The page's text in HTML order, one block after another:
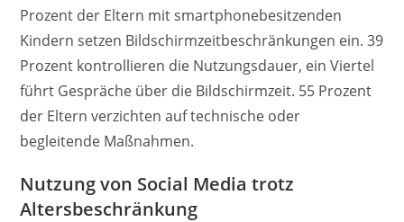
Prozent der Eltern mit smartphonebesitzenden
Kindern setzen Bildschirmzeitbeschränkungen ein. 39
Prozent kontrollieren die Nutzungsdauer, ein Viertel
führt Gespräche über die Bildschirmzeit. 55 Prozent
der Eltern verzichten auf technische oder
begleitende Maßnahmen.
Nutzung von Social Media trotz
Altersbeschränkung